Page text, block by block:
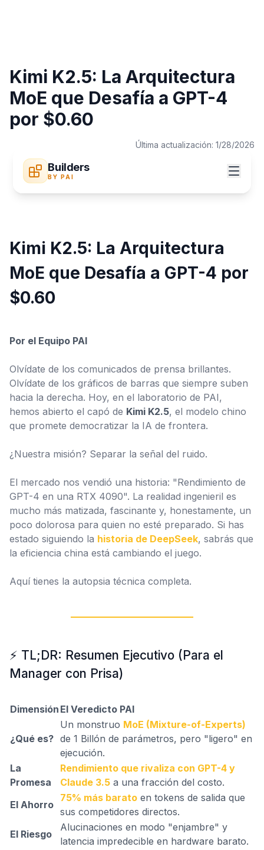
Builders
BY PAI
Kimi K2.5: La Arquitectura
MoE que Desafía a GPT-4
por $0.60
Última actualización: 1/28/2026
Kimi K2.5: La Arquitectura
MoE que Desafía a GPT-4 por
$0.60
Por el Equipo PAI
Olvídate de los comunicados de prensa brillantes.
Olvídate de los gráficos de barras que siempre suben
hacia la derecha. Hoy, en el laboratorio de PAI,
hemos abierto el capó de Kimi K2.5, el modelo chino
que promete democratizar la IA de frontera.
¿Nuestra misión? Separar la señal del ruido.
El mercado nos vendió una historia: "Rendimiento de
GPT-4 en una RTX 4090". La realidad ingenieril es
mucho más matizada, fascinante y, honestamente, un
poco dolorosa para quien no esté preparado. Si has
estado siguiendo la historia de DeepSeek, sabrás que
la eficiencia china está cambiando el juego.
Aquí tienes la autopsia técnica completa.
⚡ TL;DR: Resumen Ejecutivo (Para el
Manager con Prisa)
Dimensión El Veredicto PAI
¿Qué es?
Un monstruo MoE (Mixture-of-Experts)
de 1 Billón de parámetros, pero "ligero" en
ejecución.
La
Promesa
Rendimiento que rivaliza con GPT-4 y
Claude 3.5 a una fracción del costo.
El Ahorro
75% más barato en tokens de salida que
sus competidores directos.
El Riesgo
Alucinaciones en modo "enjambre" y
latencia impredecible en hardware barato.